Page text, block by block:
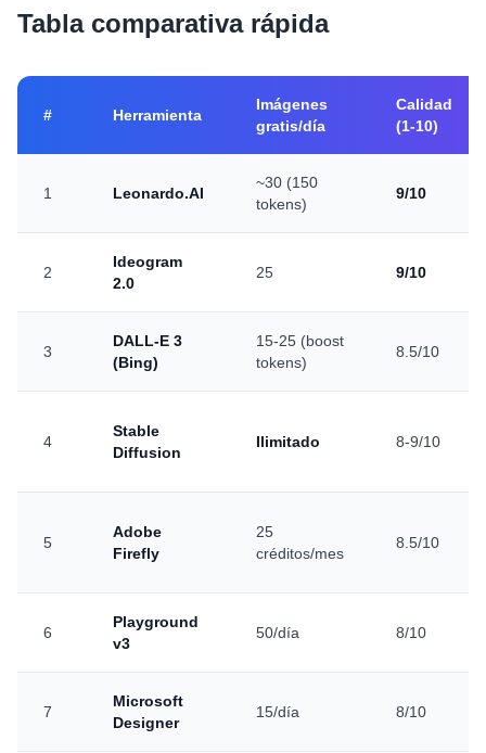
Tabla comparativa rápida
# Herramienta
Imágenes
gratis/día
Calidad
(1-10)
1 Leonardo.AI
~30 (150
tokens)
9/10
2
Ideogram
2.0
25 9/10
3
DALL-E 3
(Bing)
15-25 (boost
tokens)
8.5/10
4
Stable
Diffusion
Ilimitado 8-9/10
5
Adobe
Firefly
25
créditos/mes
8.5/10
6
Playground
v3
50/día 8/10
7
Microsoft
Designer
15/día 8/10